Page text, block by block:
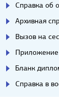
Справка об
Архивная
Вызов на
Бланк
Справка в